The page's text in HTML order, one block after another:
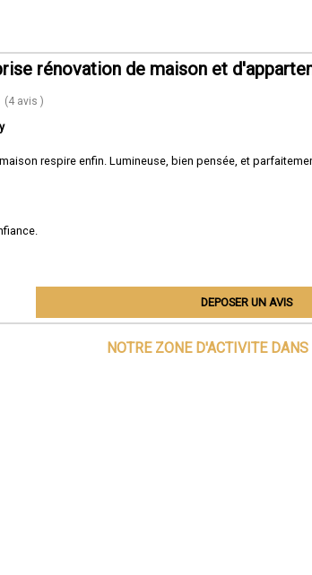
rénovation de maison et
(4 avis )
respire enfin. Lumineuse, bien pensée, et
DEPOSER UN AVIS
NOTRE ZONE D'ACTIVITE DANS